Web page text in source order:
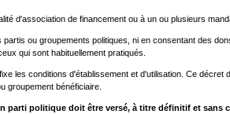
d'association de financement ou à un ou plusieurs
ou groupements politiques, ni en consentant des
qui sont habituellement pratiqués.
les conditions d'établissement et d'utilisation. Ce
groupement bénéficiaire.
politique doit être versé, à titre définitif et